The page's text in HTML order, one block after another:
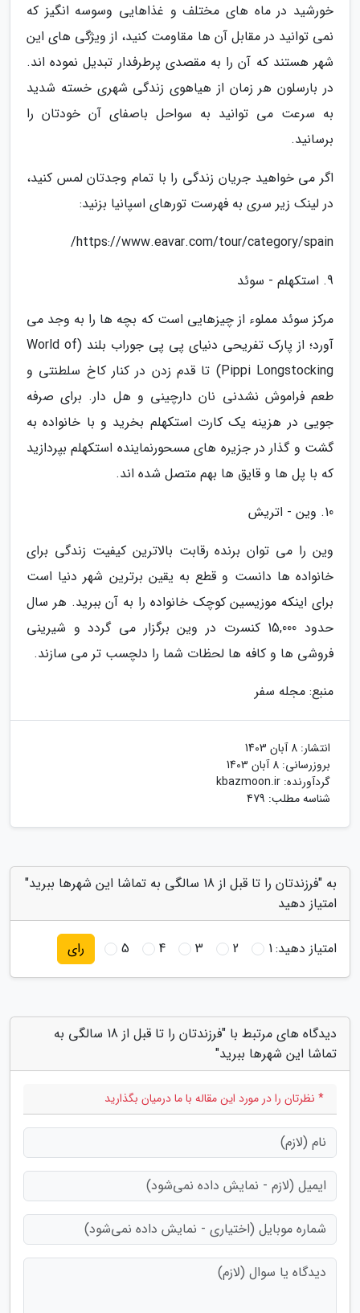
خورشید در ماه های مختلف و غذاهایی وسوسه انگیز که
نمی توانید در مقابل آن ها مقاومت کنید، از ویژگی های این
شهر هستند که آن را به مقصدی پرطرفدار تبدیل نموده اند.
در بارسلون هر زمان از هیاهوی زندگی شهری خسته شدید
به سرعت می توانید به سواحل باصفای آن خودتان را
برسانید.
اگر می خواهید جریان زندگی را با تمام وجدتان لمس کنید،
در لینک زیر سری به فهرست تورهای اسپانیا بزنید:
https://www.eavar.com/tour/category/spain/
9. استکهلم - سوئد
مرکز سوئد مملوء از چیزهایی است که بچه ها را به وجد می
آورد؛ از پارک تفریحی دنیای پی پی جوراب بلند (World of
Pippi Longstocking) تا قدم زدن در کنار کاخ سلطنتی و
طعم فراموش نشدنی نان دارچینی و هل دار. برای صرفه
جویی در هزینه یک کارت استکهلم بخرید و با خانواده به
گشت و گذار در جزیره های مسحورنماینده استکهلم بپردازید
که با پل ها و قایق ها بهم متصل شده اند.
10. وین - اتریش
وین را می توان برنده رقابت بالاترین کیفیت زندگی برای
خانواده ها دانست و قطع به یقین برترین شهر دنیا است
برای اینکه موزیسین کوچک خانواده را به آن ببرید. هر سال
حدود 15,000 کنسرت در وین برگزار می گردد و شیرینی
فروشی ها و کافه ها لحظات شما را دلچسب تر می سازند.
منبع: مجله سفر
انتشار: 8 آبان 1403
بروزرسانی: 8 آبان 1403
گردآورنده: kbazmoon.ir
شناسه مطلب: 479
به "فرزندتان را تا قبل از 18 سالگی به تماشا این شهرها ببرید"
امتیاز دهید
امتیاز دهید:1
2
3
4
5 رای
دیدگاه های مرتبط با "فرزندتان را تا قبل از 18 سالگی به
تماشا این شهرها ببرید"
* نظرتان را در مورد این مقاله با ما درمیان بگذارید